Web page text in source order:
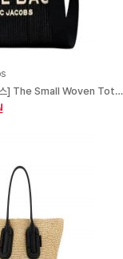
[마크 제이콥스] The Small Woven Tote Bag